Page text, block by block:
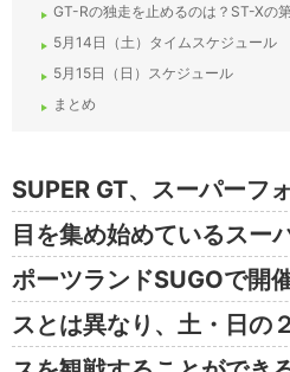
GT-Rの独走を止めるのは？ST-Xの
5月14日（土）タイムスケジュール
5月15日（日）スケジュール
まとめ
SUPER GT、スーパーフ
目を集め始めているスー
ポーツランドSUGOで開
スとは異なり、土・日の